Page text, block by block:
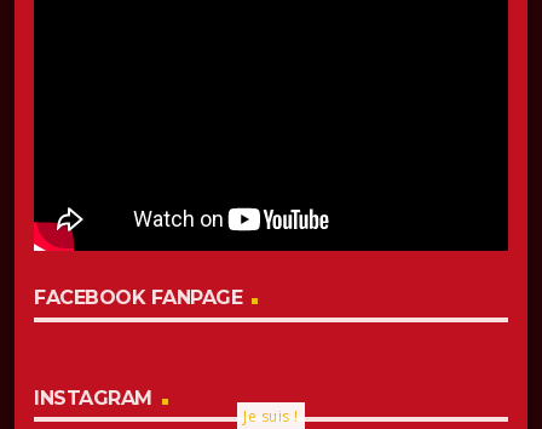
FACEBOOK FANPAGE
INSTAGRAM
Je suis !